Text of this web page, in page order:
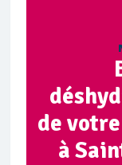
de
à